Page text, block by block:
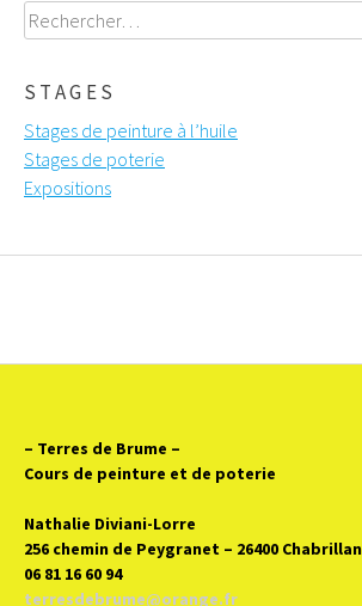
Rechercher :
STAGES
Stages de peinture à l’huile
Stages de poterie
Expositions
– Terres de Brume –
Cours de peinture et de poterie
Nathalie Diviani-Lorre
256 chemin de Peygranet – 26400 Chabrillan
06 81 16 60 94
terresdebrume@orange.fr